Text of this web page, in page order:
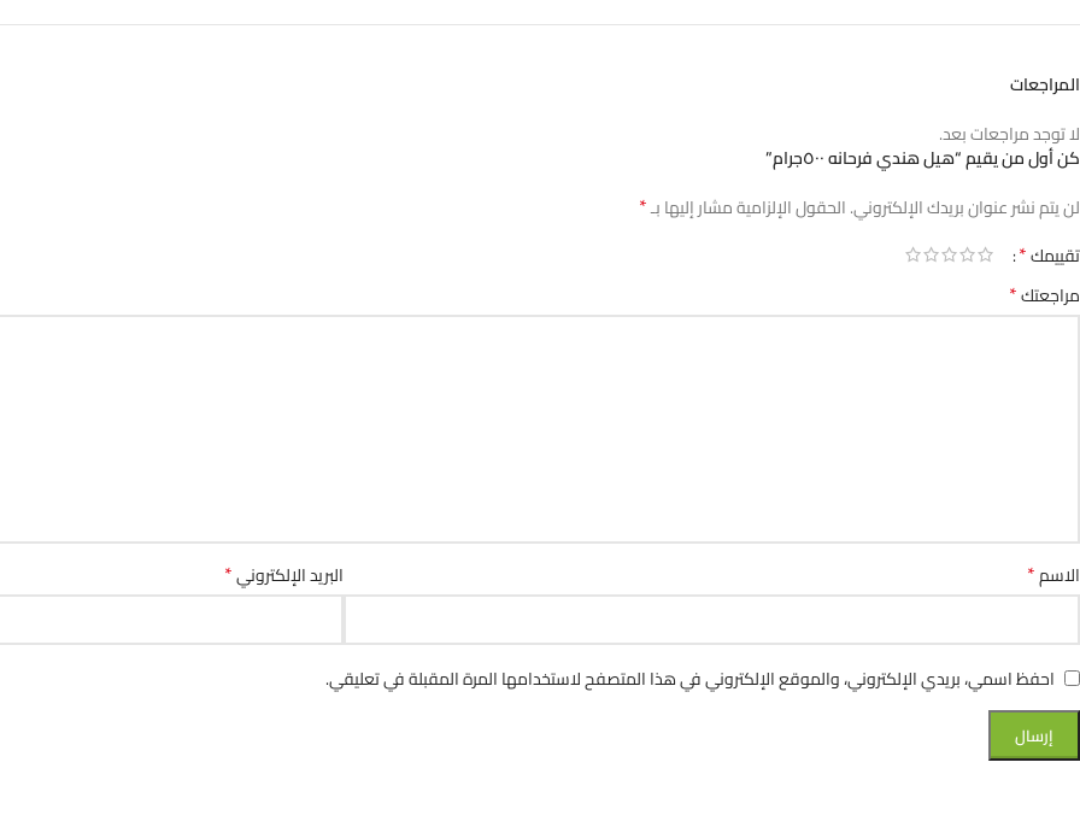
المراجعات
لا توجد مراجعات بعد.
كن أول من يقيم “هيل هندي فرحانه ٥٠٠جرام”
لن يتم نشر عنوان بريدك الإلكتروني.الحقول الإلزامية مشار إليها بـ*
تقييمك*
مراجعتك*
الاسم* البريد الإلكتروني*
احفظ اسمي، بريدي الإلكتروني، والموقع الإلكتروني في هذا المتصفح لاستخدامها المرة المقبلة في تعليقي.